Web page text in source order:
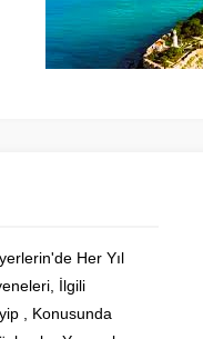
Her Yıl
İlgili
, Konusunda